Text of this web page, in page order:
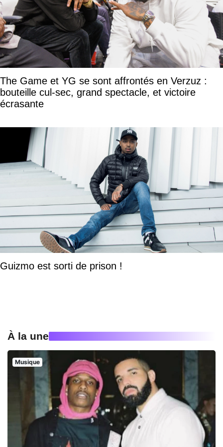
The Game et YG se sont affrontés en Verzuz :
bouteille cul-sec, grand spectacle, et victoire
écrasante
Guizmo est sorti de prison !
À la une
Musique